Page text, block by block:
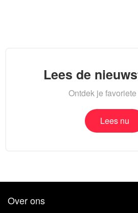
Lees de
Ontdek je
Lees nu
Over ons